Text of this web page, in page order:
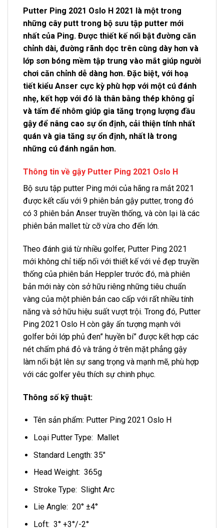
Putter Ping 2021 Oslo H 2021 là một trong
những cây putt trong bộ sưu tập putter mới
nhất của Ping. Được thiết kế nổi bật đường căn
chỉnh dài, đường rãnh dọc trên cùng dày hơn và
lớp sơn bóng mềm tập trung vào mắt giúp người
chơi căn chỉnh dễ dàng hơn. Đặc biệt, với hoạ
tiết kiểu Anser cực kỳ phù hợp với một cú đánh
nhẹ, kết hợp với đó là thân bằng thép không gỉ
và tấm đế nhôm giúp gia tăng trọng lượng đầu
gậy để nâng cao sự ổn định, cải thiện tính nhất
quán và gia tăng sự ổn định, nhất là trong
những cú đánh ngắn hơn.
Thông tin về gậy Putter Ping 2021 Oslo H
Bộ sưu tập putter Ping mới của hãng ra mắt 2021
được kết cấu với 9 phiên bản gậy putter, trong đó
có 3 phiên bản Anser truyền thống, và còn lại là các
phiên bản mallet từ cỡ vừa cho đến lớn.
Theo đánh giá từ nhiều golfer, Putter Ping 2021
mới không chỉ tiếp nối với thiết kế với vẻ đẹp truyền
thống của phiên bản Heppler trước đó, mà phiên
bản mới này còn sở hữu riêng những tiêu chuẩn
vàng của một phiên bản cao cấp với rất nhiều tính
năng và sở hữu hiệu suất vượt trội. Trong đó, Putter
Ping 2021 Oslo H còn gây ấn tượng mạnh với
golfer bởi lớp phủ đen” huyền bí” được kết hợp các
nét chấm phá đỏ và trắng ở trên mặt phẳng gậy
làm nổi bật lên sự sang trọng và mạnh mẽ, phù hợp
với các golfer yêu thích sự chinh phục.
Thông số kỹ thuật:
Tên sản phẩm: Putter Ping 2021 Oslo H
Loại Putter Type: Mallet
Standard Length: 35″
Head Weight: 365g
Stroke Type: Slight Arc
Lie Angle: 20° ±4°
Loft: 3° +3°/-2°